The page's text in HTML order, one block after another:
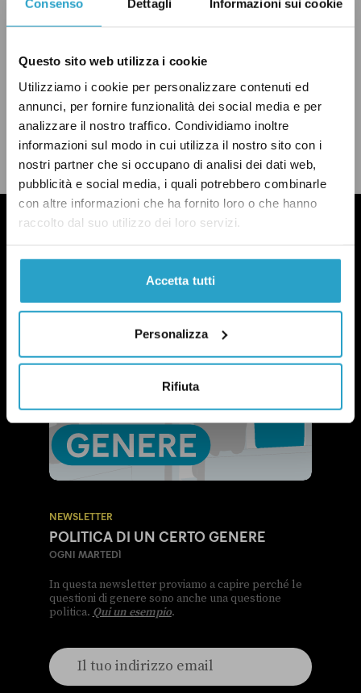
Consenso Dettagli Informazioni sui cookie
Questo sito web utilizza i cookie
Utilizziamo i cookie per personalizzare contenuti ed
annunci, per fornire funzionalità dei social media e per
analizzare il nostro traffico. Condividiamo inoltre
informazioni sul modo in cui utilizza il nostro sito con i
nostri partner che si occupano di analisi dei dati web,
pubblicità e social media, i quali potrebbero combinarle
con altre informazioni che ha fornito loro o che hanno
raccolto dal suo utilizzo dei loro servizi.
Accetta tutti
Personalizza
Rifiuta
CONDIVIDI
facebooktwitterwhatsapp
emailbluesky
LEGGI LA NOSTRA POLITICA DELLE CORREZIONI
NEWSLETTER
POLITICA DI UN CERTO GENERE
OGNI MARTEDÌ
In questa newsletter proviamo a capire perché le
questioni di genere sono anche una questione
politica. Qui un esempio.